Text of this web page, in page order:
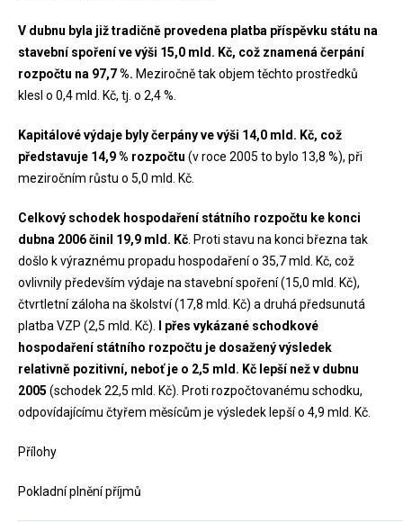
V dubnu byla již tradičně provedena platba příspěvku státu na
stavební spoření ve výši 15,0 mld. Kč, což znamená čerpání
rozpočtu na 97,7 %. Meziročně tak objem těchto prostředků
klesl o 0,4 mld. Kč, tj. o 2,4 %.
Kapitálové výdaje byly čerpány ve výši 14,0 mld. Kč, což
představuje 14,9 % rozpočtu (v roce 2005 to bylo 13,8 %), při
meziročním růstu o 5,0 mld. Kč.
Celkový schodek hospodaření státního rozpočtu ke konci
dubna 2006 činil 19,9 mld. Kč. Proti stavu na konci března tak
došlo k výraznému propadu hospodaření o 35,7 mld. Kč, což
ovlivnily především výdaje na stavební spoření (15,0 mld. Kč),
čtvrtletní záloha na školství (17,8 mld. Kč) a druhá předsunutá
platba VZP (2,5 mld. Kč).
I přes vykázané schodkové
hospodaření státního rozpočtu je dosažený výsledek
relativně pozitivní, neboť je o 2,5 mld. Kč lepší než v dubnu
2005 (schodek 22,5 mld. Kč). Proti rozpočtovanému schodku,
odpovídajícímu čtyřem měsícům je výsledek lepší o 4,9 mld. Kč.
Přílohy
Pokladní plnění příjmů